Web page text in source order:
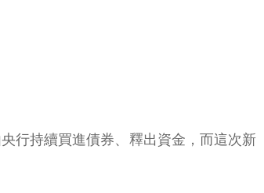
行持續買進債券、釋出資金，而這次新